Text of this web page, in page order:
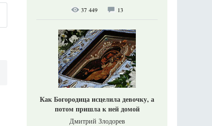
37 449 13
Как Богородица исцелила девочку, а
потом пришла к ней домой
Дмитрий Злодорев